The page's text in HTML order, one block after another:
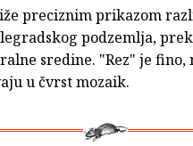
preciznim prikazom
podzemlja,
sredine. "Rez" je fino,
u čvrst mozaik.